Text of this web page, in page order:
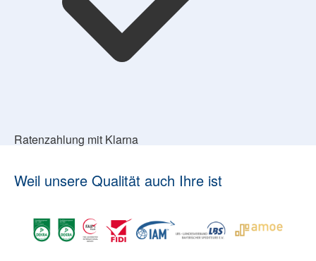
Ratenzahlung mit Klarna
Weil unsere Qualität auch Ihre ist